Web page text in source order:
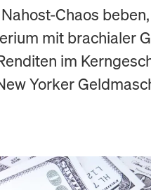
Chaos
mit brachialer
im
Yorker